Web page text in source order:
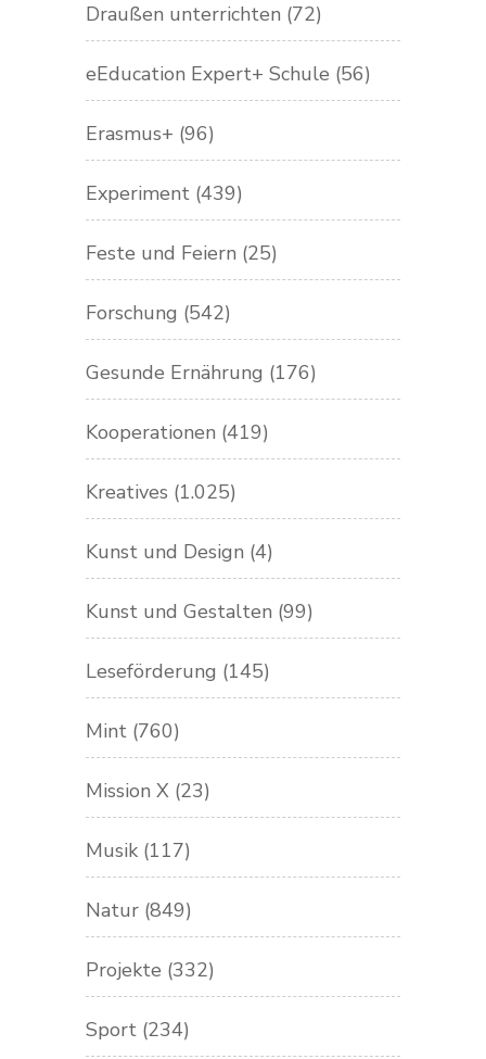
Draußen unterrichten (72)
eEducation Expert+ Schule (56)
Erasmus+ (96)
Experiment (439)
Feste und Feiern (25)
Forschung (542)
Gesunde Ernährung (176)
Kooperationen (419)
Kreatives (1.025)
Kunst und Design (4)
Kunst und Gestalten (99)
Leseförderung (145)
Mint (760)
Mission X (23)
Musik (117)
Natur (849)
Projekte (332)
Sport (234)